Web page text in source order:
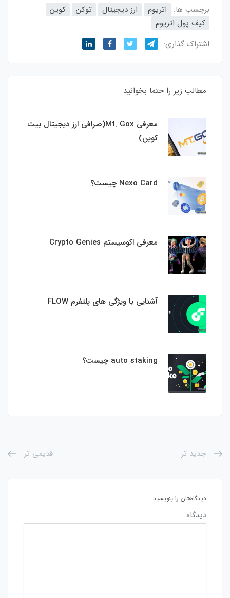
برچسب ها: اتریوم ارز دیجیتال توکن
کوین
کیف پول اتریوم
اشتراک گذاری:
مطالب زیر را حتما بخوانید
معرفی Mt. Gox(صرافی ارز دیجیتال بیت
کوین)
Nexo Card چیست؟
معرفی اکوسیستم Crypto Genies
آشنایی با ویژگی های پلتفرم FLOW
auto staking چیست؟
جدید تر قدیمی تر
دیدگاهتان را بنویسید
دیدگاه